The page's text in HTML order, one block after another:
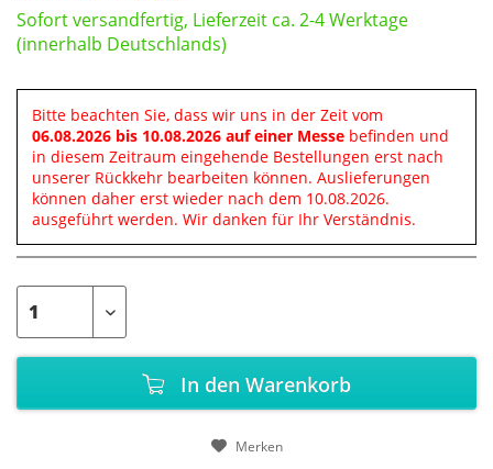
Sofort versandfertig, Lieferzeit ca. 2-4 Werktage
(innerhalb Deutschlands)
Bitte beachten Sie, dass wir uns in der Zeit vom
06.08.2026 bis 10.08.2026 auf einer Messe befinden und
in diesem Zeitraum eingehende Bestellungen erst nach
unserer Rückkehr bearbeiten können. Auslieferungen
können daher erst wieder nach dem 10.08.2026.
ausgeführt werden. Wir danken für Ihr Verständnis.
In den Warenkorb
Merken